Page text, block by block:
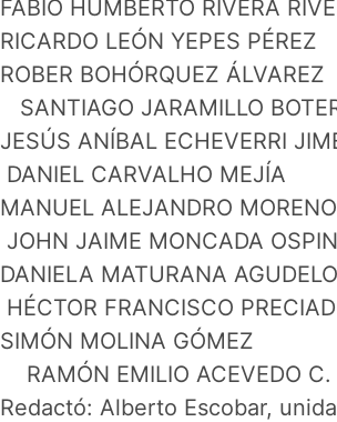
FABIO HUMBERTO
RICARDO LEÓN YEPES PÉREZ
ROBER BOHÓRQUEZ
SANTIAGO JARAMILLO
JESÚS ANÍBAL
DANIEL CARVALHO MEJÍA
MANUEL ALEJANDRO
JOHN JAIME MONCADA
DANIELA MATURANA
HÉCTOR FRANCISCO
SIMÓN MOLINA
RAMÓN EMILIO ACEVEDO C.
Redactó: Alberto Escobar,